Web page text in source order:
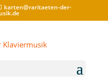
karten@raritaeten-der-